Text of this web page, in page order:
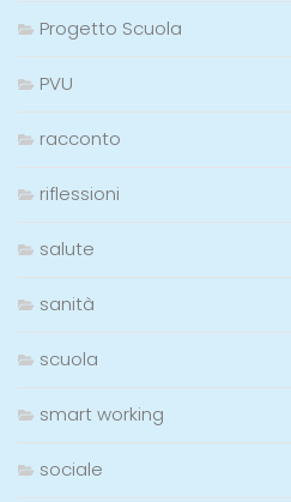
Progetto Scuola
PVU
racconto
riflessioni
salute
sanità
scuola
smart working
sociale